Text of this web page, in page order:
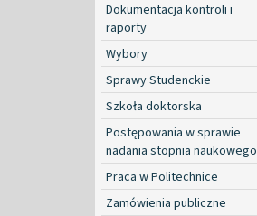
Dokumentacja kontroli i
raporty
Wybory
Sprawy Studenckie
Szkoła doktorska
Postępowania w sprawie
nadania stopnia naukowego
Praca w Politechnice
Zamówienia publiczne